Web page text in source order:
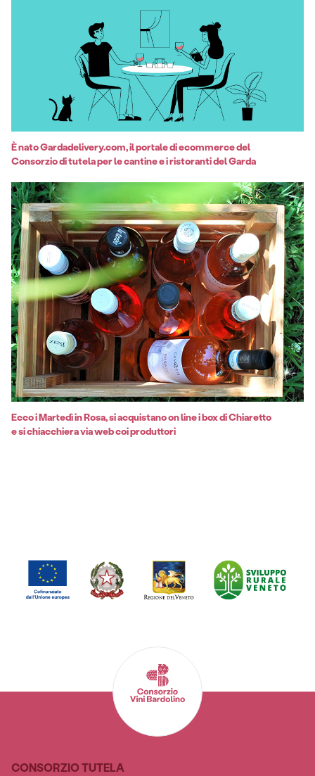
È nato Gardadelivery.com, il portale di ecommerce del
Consorzio di tutela per le cantine e i ristoranti del Garda
Ecco i Martedì in Rosa, si acquistano on line i box di Chiaretto
e si chiacchiera via web coi produttori
CONSORZIO TUTELA